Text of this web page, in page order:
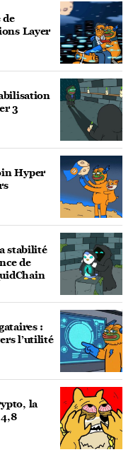
Layer
3
Hyper
stabilité
de
:
l’utilité
la